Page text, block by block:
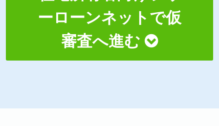
ーローンネットで仮
審査へ進む